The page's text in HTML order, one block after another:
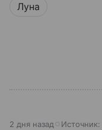
Луна
2 дня назад Источник: